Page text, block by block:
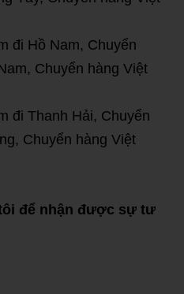
đi Hồ Nam, Chuyển
Chuyển hàng Việt
đi Thanh Hải, Chuyển
Chuyển hàng Việt
để nhận được sự tư